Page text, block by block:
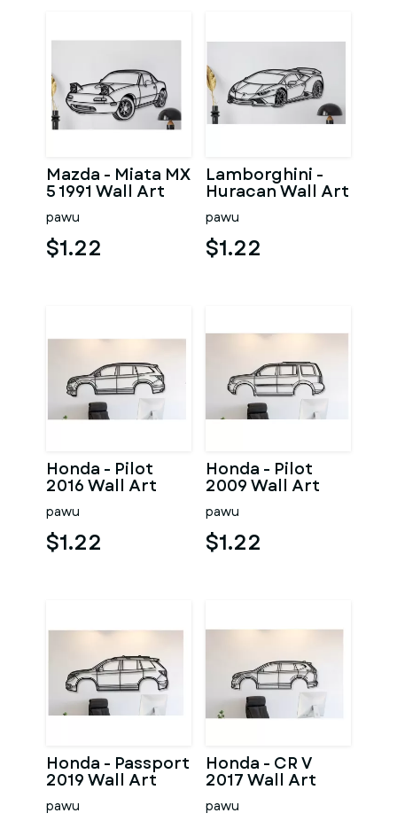
Mazda - Miata MX
5 1991 Wall Art
pawu
$1.22
Lamborghini -
Huracan Wall Art
pawu
$1.22
Honda - Pilot
2016 Wall Art
pawu
$1.22
Honda - Pilot
2009 Wall Art
pawu
$1.22
Honda - Passport
2019 Wall Art
pawu
Honda - CR V
2017 Wall Art
pawu